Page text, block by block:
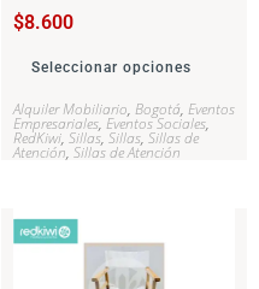
$8.600
Seleccionar opciones
Alquiler Mobiliario, Bogotá, Eventos
Empresariales, Eventos Sociales,
RedKiwi, Sillas, Sillas, Sillas de
Atención, Sillas de Atención